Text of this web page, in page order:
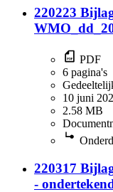
220223
PDF
6 pagina's
10 juni
2.58 MB
220317
-